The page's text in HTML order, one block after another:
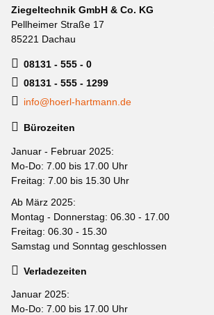
Ziegeltechnik GmbH & Co. KG
Pellheimer Straße 17
85221 Dachau
08131 - 555 - 0
08131 - 555 - 1299
info@hoerl-hartmann.de
Bürozeiten
Januar - Februar 2025:
Mo-Do: 7.00 bis 17.00 Uhr
Freitag: 7.00 bis 15.30 Uhr
Ab März 2025:
Montag - Donnerstag: 06.30 - 17.00
Freitag: 06.30 - 15.30
Samstag und Sonntag geschlossen
Verladezeiten
Januar 2025:
Mo-Do: 7.00 bis 17.00 Uhr